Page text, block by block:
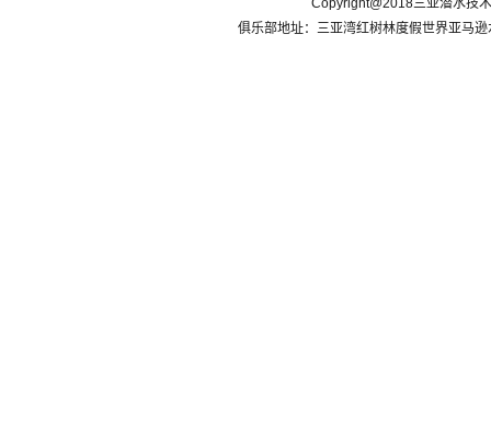
Copyright@2018三亚潜水技
俱乐部地址：三亚湾红树林度假世界亚马